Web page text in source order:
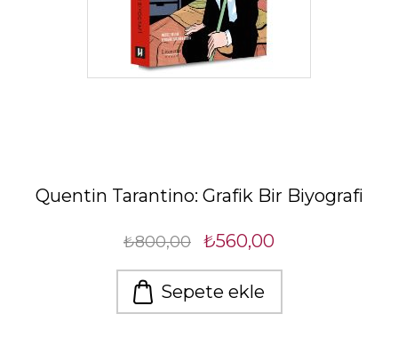
Quentin Tarantino: Grafik Bir Biyografi
₺800,00 ₺560,00
Sepete ekle